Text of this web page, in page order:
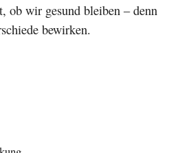
ob wir gesund bleiben – denn
bewirken.